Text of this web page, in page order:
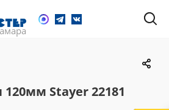
Stayer 22181